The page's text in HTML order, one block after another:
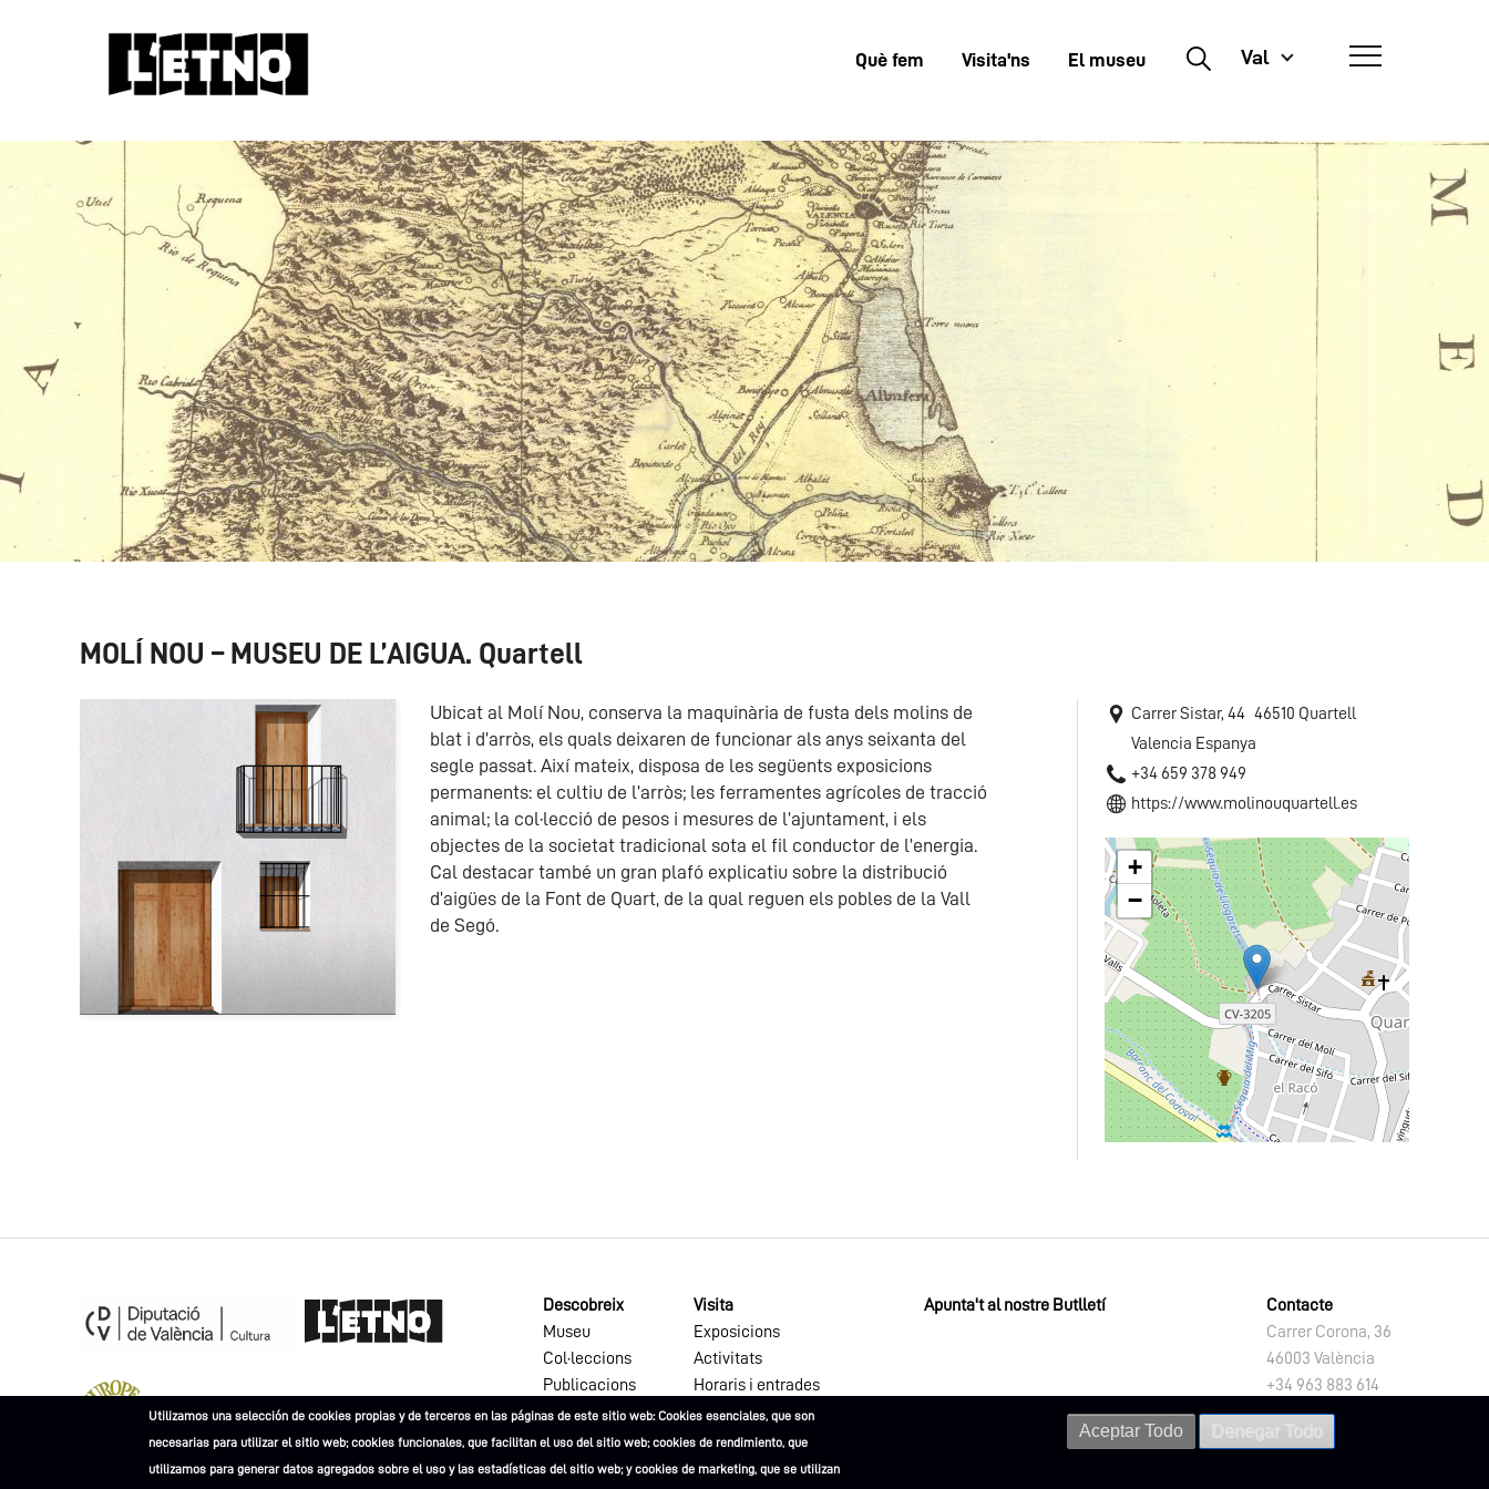
Menú
Què fem Visita'ns El museu Buscar Val
MOLÍ NOU – MUSEU DE L’AIGUA. Quartell
Ubicat al Molí Nou, conserva la maquinària de fusta dels molins de
blat i d’arròs, els quals deixaren de funcionar als anys seixanta del
segle passat. Així mateix, disposa de les següents exposicions
permanents: el cultiu de l’arròs; les ferramentes agrícoles de tracció
animal; la col·lecció de pesos i mesures de l’ajuntament, i els
objectes de la societat tradicional sota el fil conductor de l’energia.
Cal destacar també un gran plafó explicatiu sobre la distribució
d’aigües de la Font de Quart, de la qual reguen els pobles de la Vall
de Segó.
Carrer Sistar, 44 46510 Quartell
Valencia Espanya
+34 659 378 949
https://www.molinouquartell.es
+
−
Museu Europeu de l'Any 2023
Descobreix
Museu
Col·leccions
Publicacions
Visita
Exposicions
Activitats
Horaris i entrades
Apunta't al nostre Butlletí
Contacte
Carrer Corona, 36
46003 València
+34 963 883 614
letno@dival.es
Utilizamos una selección de cookies propias y de terceros en las páginas de este sitio web: Cookies esenciales, que son
necesarias para utilizar el sitio web; cookies funcionales, que facilitan el uso del sitio web; cookies de rendimiento, que
utilizamos para generar datos agregados sobre el uso y las estadísticas del sitio web; y cookies de marketing, que se utilizan
Aceptar Todo Denegar Todo